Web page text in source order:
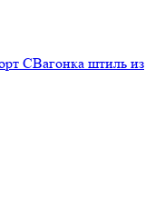
CВагонка штиль из